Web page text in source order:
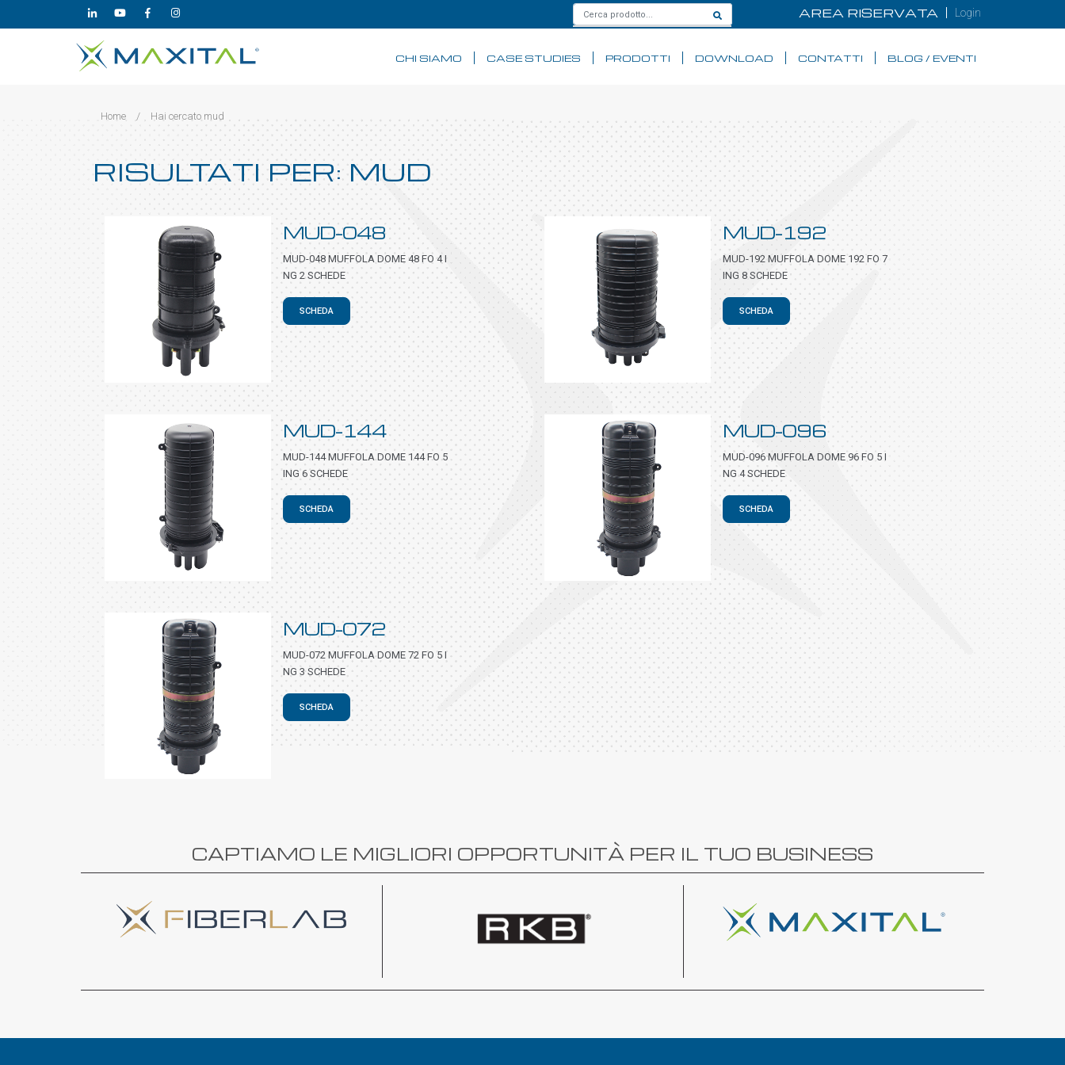
AREA RISERVATA Login
CHI SIAMO CASE STUDIES PRODOTTI DOWNLOAD CONTATTI BLOG / EVENTI
Home / Hai cercato mud
RISULTATI PER: MUD
MUD-048
MUD-048 MUFFOLA DOME 48 FO 4 I
NG 2 SCHEDE
SCHEDA
MUD-192
MUD-192 MUFFOLA DOME 192 FO 7
ING 8 SCHEDE
SCHEDA
MUD-144
MUD-144 MUFFOLA DOME 144 FO 5
ING 6 SCHEDE
SCHEDA
MUD-096
MUD-096 MUFFOLA DOME 96 FO 5 I
NG 4 SCHEDE
SCHEDA
MUD-072
MUD-072 MUFFOLA DOME 72 FO 5 I
NG 3 SCHEDE
SCHEDA
CAPTIAMO LE MIGLIORI OPPORTUNITÀ PER IL TUO BUSINESS